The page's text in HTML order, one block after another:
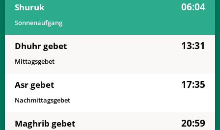
Shuruk 06:04
Sonnenaufgang
Dhuhr gebet 13:31
Mittagsgebet
Asr gebet 17:35
Nachmittagsgebet
Maghrib gebet 20:59